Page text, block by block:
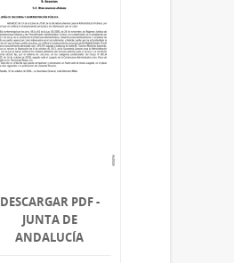
DESCARGAR PDF -
JUNTA DE
ANDALUCÍA